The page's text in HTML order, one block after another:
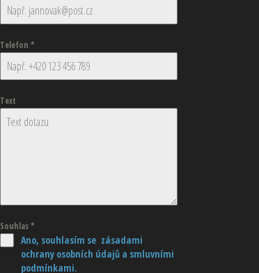
Telefon *
Text
Souhlas*
Ano, souhlasím se zásadami
ochrany osobních údajů a smluvními
podmínkami.